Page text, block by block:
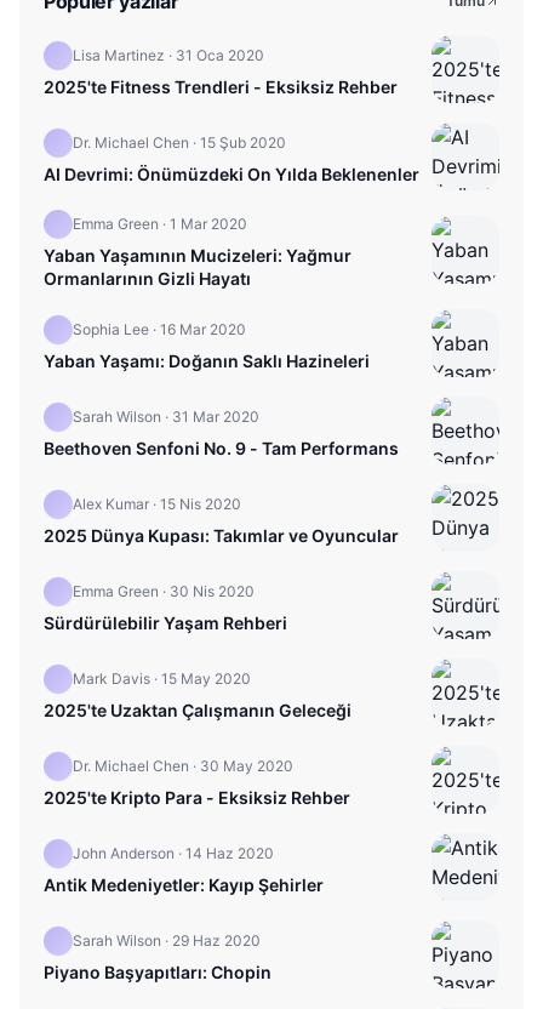
Lisa Martinez · 31 Oca 2020
2025'te Fitness Trendleri - Eksiksiz Rehber
Dr. Michael Chen · 15 Şub 2020
AI Devrimi: Önümüzdeki On Yılda Beklenenler
Emma Green · 1 Mar 2020
Yaban Yaşamının Mucizeleri: Yağmur
Ormanlarının Gizli Hayatı
Sophia Lee · 16 Mar 2020
Yaban Yaşamı: Doğanın Saklı Hazineleri
Sarah Wilson · 31 Mar 2020
Beethoven Senfoni No. 9 - Tam Performans
Alex Kumar · 15 Nis 2020
2025 Dünya Kupası: Takımlar ve Oyuncular
Emma Green · 30 Nis 2020
Sürdürülebilir Yaşam Rehberi
Mark Davis · 15 May 2020
2025'te Uzaktan Çalışmanın Geleceği
Dr. Michael Chen · 30 May 2020
2025'te Kripto Para - Eksiksiz Rehber
John Anderson · 14 Haz 2020
Antik Medeniyetler: Kayıp Şehirler
Sarah Wilson · 29 Haz 2020
Piyano Başyapıtları: Chopin